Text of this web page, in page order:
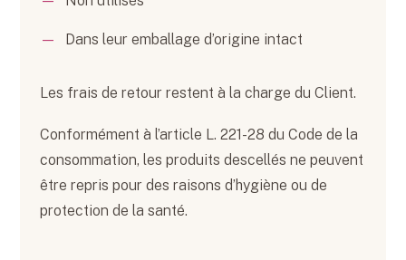
Dans leur emballage d’origine intact
Les frais de retour restent à la charge du Client.
Conformément à l’article L. 221-28 du Code de la
consommation, les produits descellés ne peuvent
être repris pour des raisons d’hygiène ou de
protection de la santé.